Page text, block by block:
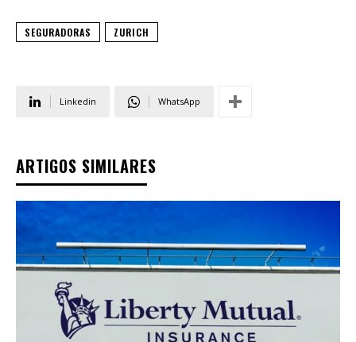
SEGURADORAS ZURICH
Linkedin WhatsApp
ARTIGOS SIMILARES